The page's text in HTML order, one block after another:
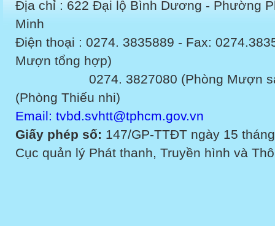
Địa chỉ : 622 Đại lộ Bình Dương - Phường
Minh
Điện thoại : 0274. 3835889 - Fax:
Mượn tổng hợp)
0274. 3827080 (Phòng Mượn sách
(Phòng Thiếu nhi)
Email: tvbd.svhtt@tphcm.gov.vn
Giấy phép số: 147/GP-TTĐT ngày 15
Cục quản lý Phát thanh, Truyền hình và